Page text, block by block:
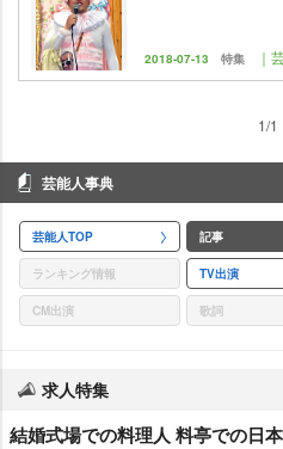
2018-07-13 特集 ｜
1/1
芸能人事典
芸能人TOP 記事
ランキング情報 TV出演
CM出演 歌詞
求人特集
結婚式場での料理人 料亭での日